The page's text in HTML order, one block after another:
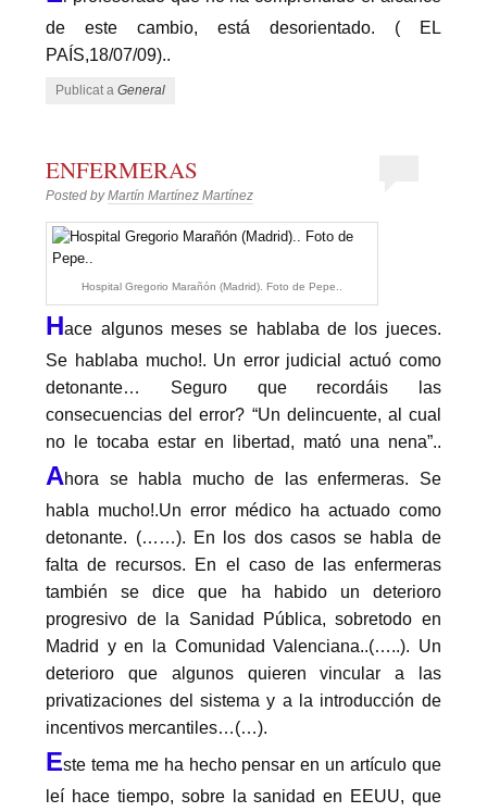
de este cambio, está desorientado. ( EL
PAÍS,18/07/09)..
Publicat aGeneral
ENFERMERAS
Posted byMartín Martínez Martínez
Hospital Gregorio Marañón (Madrid). Foto de Pepe..
Hace algunos meses se hablaba de los jueces.
Se hablaba mucho!. Un error judicial actuó como
detonante… Seguro que recordáis las
consecuencias del error? “Un delincuente, al cual
no le tocaba estar en libertad, mató una nena”..
Ahora se habla mucho de las enfermeras. Se
habla mucho!.Un error médico ha actuado como
detonante. (……). En los dos casos se habla de
falta de recursos. En el caso de las enfermeras
también se dice que ha habido un deterioro
progresivo de la Sanidad Pública, sobretodo en
Madrid y en la Comunidad Valenciana..(…..). Un
deterioro que algunos quieren vincular a las
privatizaciones del sistema y a la introducción de
incentivos mercantiles…(…).
Este tema me ha hecho pensar en un artículo que
leí hace tiempo, sobre la sanidad en EEUU, que